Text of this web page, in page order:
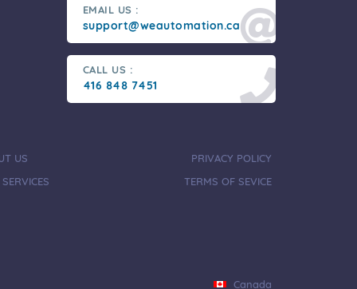
EMAIL US :
support@weautomation.ca
CALL US :
416 848 7451
US
PRIVACY POLICY
TERMS OF SEVICE
Canada